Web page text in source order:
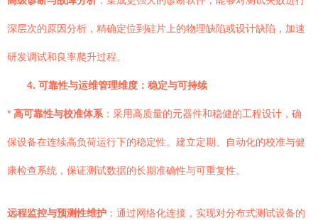
深层次的原因分析，精确定位到硅片上的物理缺陷或设计缺陷，加速
研发调试和良率爬升过程。
4. 可靠性与运维管理维度：稳定与可持续
* 高可靠性与校准体系 ：采用高质量的元器件和稳健的工程设计，确
保设备在连续高负荷运行下的稳定性。建立定期、自动化的校准与健
康检查系统，保证测试数据的长期准确性与可重复性。
远程监控与预测性维护 ：通过网络化连接，实现对分布式测试设备的